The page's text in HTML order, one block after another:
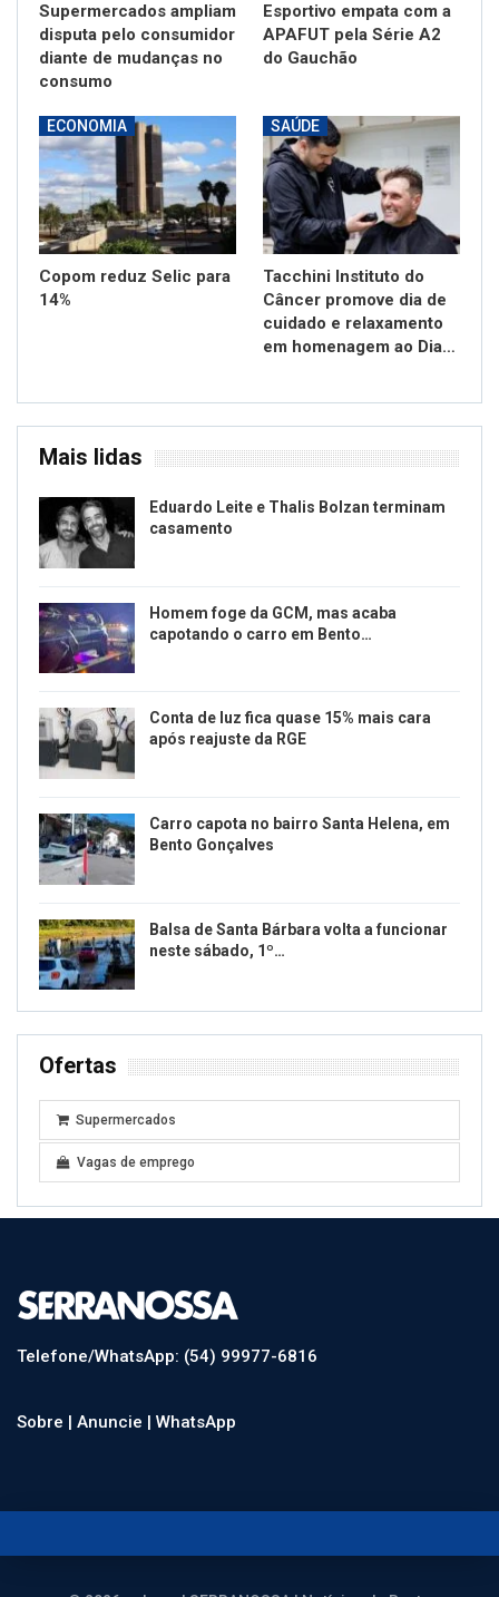
Supermercados ampliam
disputa pelo consumidor
diante de mudanças no
consumo
Esportivo empata com a
APAFUT pela Série A2
do Gauchão
ECONOMIA
Copom reduz Selic para
14%
SAÚDE
Tacchini Instituto do
Câncer promove dia de
cuidado e relaxamento
em homenagem ao Dia…
Mais lidas
Eduardo Leite e Thalis Bolzan terminam
casamento
Homem foge da GCM, mas acaba
capotando o carro em Bento…
Conta de luz fica quase 15% mais cara
após reajuste da RGE
Carro capota no bairro Santa Helena, em
Bento Gonçalves
Balsa de Santa Bárbara volta a funcionar
neste sábado, 1º…
Ofertas
Supermercados
Vagas de emprego
Telefone/WhatsApp: (54) 99977-6816
Sobre | Anuncie | WhatsApp